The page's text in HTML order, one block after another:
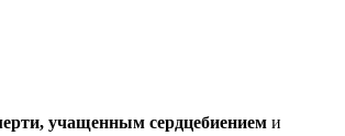
учащенным сердцебиением и